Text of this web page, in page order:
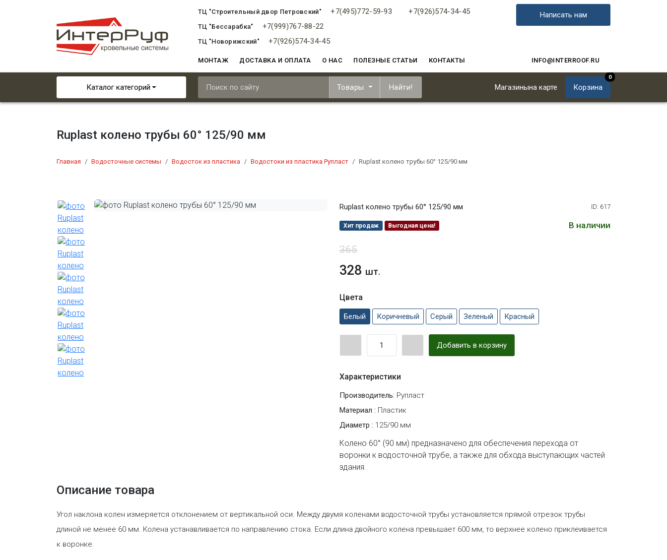
ТЦ "Строительный двор Петровский" +7(495)772-59-93 +7(926)574-34-45
ТЦ "Бессарабка" +7(999)767-88-22
ТЦ "Новорижский" +7(926)574-34-45
Написать нам
МОНТАЖ ДОСТАВКА И ОПЛАТА О НАС ПОЛЕЗНЫЕ СТАТЬИ КОНТАКТЫ INFO@INTERROOF.RU
Каталог категорий Товары Найти! Магазинына карте Корзина
0
Ruplast колено трубы 60° 125/90 мм
Главная Водосточные системы Водосток из пластика Водостоки из пластика Рупласт Ruplast колено трубы 60° 125/90 мм
Ruplast колено трубы 60° 125/90 мм ID: 617
Хит продаж Выгодная цена! В наличии
365
328 шт.
Цвета
Белый Коричневый Серый Зеленый Красный
Добавить в корзину
Характеристики
Производитель: Рупласт
Материал : Пластик
Диаметр : 125/90 мм
Колено 60° (90 мм) предназначено для обеспечения перехода от
воронки к водосточной трубе, а также для обхода выступающих частей
здания.
Описание товара
Угол наклона колен измеряется отклонением от вертикальной оси. Между двумя коленами водосточной трубы установляется прямой отрезок трубы
длиной не менее 60 мм. Колена устанавливается по направлению стока. Если длина двойного колена превышает 600 мм, то верхнее колено приклеивается
к воронке.